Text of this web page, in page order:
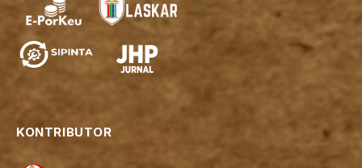
KONTRIBUTOR